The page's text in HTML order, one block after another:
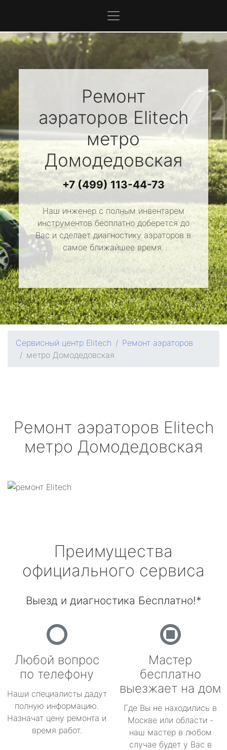
Ремонт
аэраторов Elitech
метро
Домодедовская
+7 (499) 113-44-73
Наш инженер с полным инвентарем
инструментов бесплатно доберется до
Вас и сделает диагностику аэраторов в
самое ближайшее время.
Сервисный центр Elitech
Ремонт аэраторов
метро Домодедовская
Ремонт аэраторов Elitech
метро Домодедовская
Преимущества
официального сервиса
Выезд и диагностика Бесплатно!*
Любой вопрос
по телефону
Наши специалисты дадут
полную информацию.
Назначат цену ремонта и
время работ.
Мастер
бесплатно
выезжает на дом
Где Вы не находились в
Москве или области -
наш мастер в любом
случае будет у Вас в